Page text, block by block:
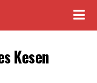
Kesen